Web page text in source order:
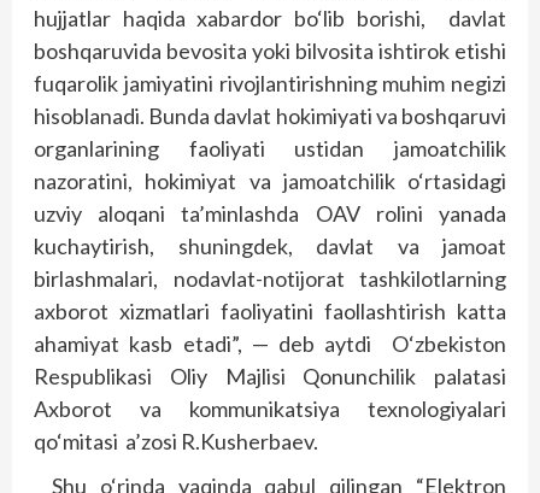
hujjatlar haqida xabardor bo‘lib borishi, davlat
boshqaruvida bevosita yoki bilvosita ishtirok etishi
fuqarolik jamiyatini rivojlantirishning muhim negizi
hisoblanadi. Bunda davlat hokimiyati va boshqaruvi
organlarining faoliyati ustidan jamoatchilik
nazoratini, hokimiyat va jamoatchilik o‘rtasidagi
uzviy aloqani ta’minlashda OAV rolini yanada
kuchaytirish, shuningdek, davlat va jamoat
birlashmalari, nodavlat-notijorat tashkilotlarning
axborot xizmatlari faoliyatini faollashtirish katta
ahamiyat kasb etadi”, — deb aytdi O‘zbekiston
Respublikasi Oliy Majlisi Qonunchilik palatasi
Axborot va kommunikatsiya texnologiyalari
qo‘mitasi a’zosi R.Kusherbaev.
Shu o‘rinda yaqinda qabul qilingan “Elektron